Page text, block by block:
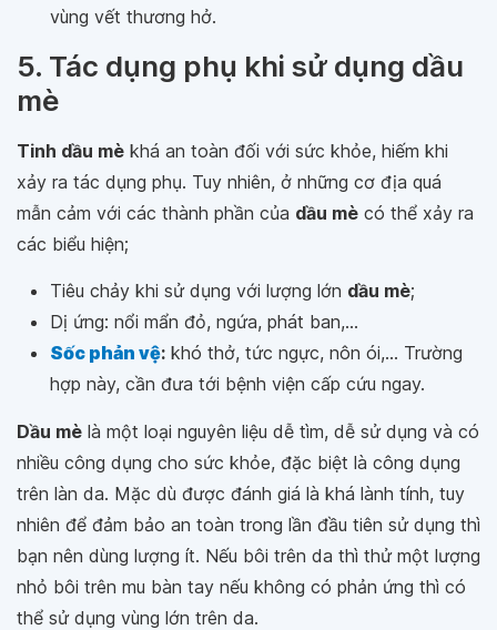
vùng vết thương hở.
5. Tác dụng phụ khi sử dụng dầu
mè
Tinh dầu mè khá an toàn đối với sức khỏe, hiếm khi
xảy ra tác dụng phụ. Tuy nhiên, ở những cơ địa quá
mẫn cảm với các thành phần của dầu mè có thể xảy ra
các biểu hiện;
Tiêu chảy khi sử dụng với lượng lớn dầu mè;
Dị ứng: nổi mẩn đỏ, ngứa, phát ban,...
Sốc phản vệ: khó thở, tức ngực, nôn ói,... Trường
hợp này, cần đưa tới bệnh viện cấp cứu ngay.
Dầu mè là một loại nguyên liệu dễ tìm, dễ sử dụng và có
nhiều công dụng cho sức khỏe, đặc biệt là công dụng
trên làn da. Mặc dù được đánh giá là khá lành tính, tuy
nhiên để đảm bảo an toàn trong lần đầu tiên sử dụng thì
bạn nên dùng lượng ít. Nếu bôi trên da thì thử một lượng
nhỏ bôi trên mu bàn tay nếu không có phản ứng thì có
thể sử dụng vùng lớn trên da.